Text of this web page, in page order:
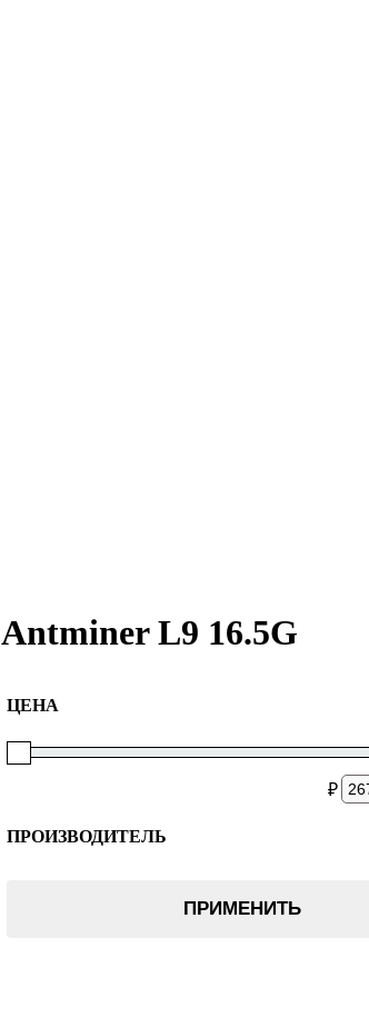
Antminer L9 16.5G
ЦЕНА
₽
ПРОИЗВОДИТЕЛЬ
ПРИМЕНИТЬ